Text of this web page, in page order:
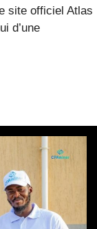
site officiel Atlas
d’une